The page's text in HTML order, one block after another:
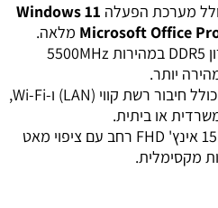
מערכת הפעלה Windows 11
Microsoft Office מלאה.
זיכרון DDR5 במהירות 5500MHz
יותר.
כולל חיבור רשת קווי (LAN) ו-Wi-Fi,
או ביתית.
מסך 15.6 אינץ' FHD רחב עם ציפוי מאט
מקסימלית.